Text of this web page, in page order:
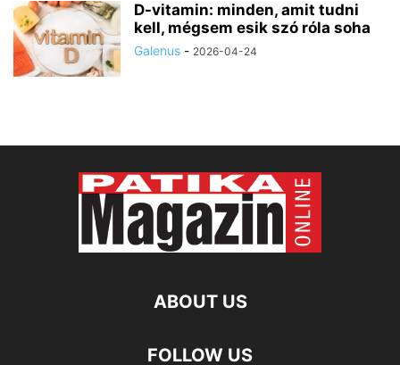
D-vitamin: minden, amit tudni
kell, mégsem esik szó róla soha
Galenus - 2026-04-24
ABOUT US
FOLLOW US